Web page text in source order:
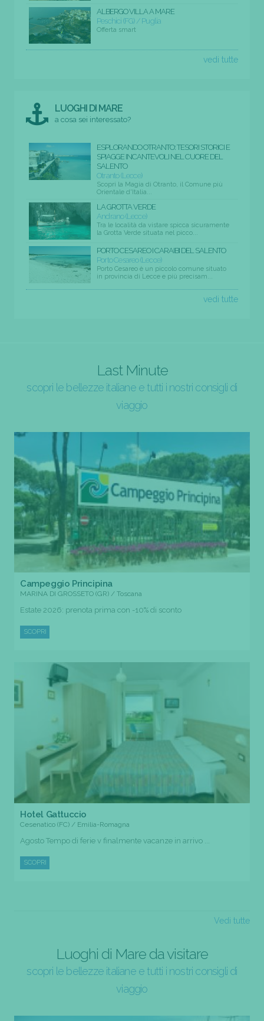
ALBERGO VILLA A MARE
Peschici (FG) / Puglia
Offerta smart
vedi tutte
LUOGHI DI MARE
a cosa sei interessato?
ESPLORANDO OTRANTO: TESORI STORICI E
SPIAGGE INCANTEVOLI NEL CUORE DEL
SALENTO
Otranto (Lecce)
Scopri la Magia di Otranto, il Comune più
Orientale d'Italia...
LA GROTTA VERDE
Andrano (Lecce)
Tra le località da vistare spicca sicuramente
la Grotta Verde situata nel picco...
PORTO CESAREO I CARAIBI DEL SALENTO
Porto Cesareo (Lecce)
Porto Cesareo è un piccolo comune situato
in provincia di Lecce e più precisam...
vedi tutte
Last Minute
scopri le bellezze italiane e tutti i nostri consigli di
viaggio
Campeggio Principina
MARINA DI GROSSETO (GR) / Toscana
Estate 2026: prenota prima con -10% di sconto
SCOPRI
Hotel Gattuccio
Cesenatico (FC) / Emilia-Romagna
Agosto Tempo di ferie v finalmente vacanze in arrivo ...
SCOPRI
Vedi tutte
Luoghi di Mare da visitare
scopri le bellezze italiane e tutti i nostri consigli di
viaggio